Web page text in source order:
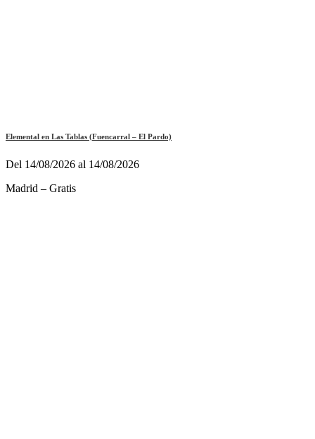
Elemental en Las Tablas (Fuencarral – El Pardo)
Del 14/08/2026 al 14/08/2026
Madrid – Gratis